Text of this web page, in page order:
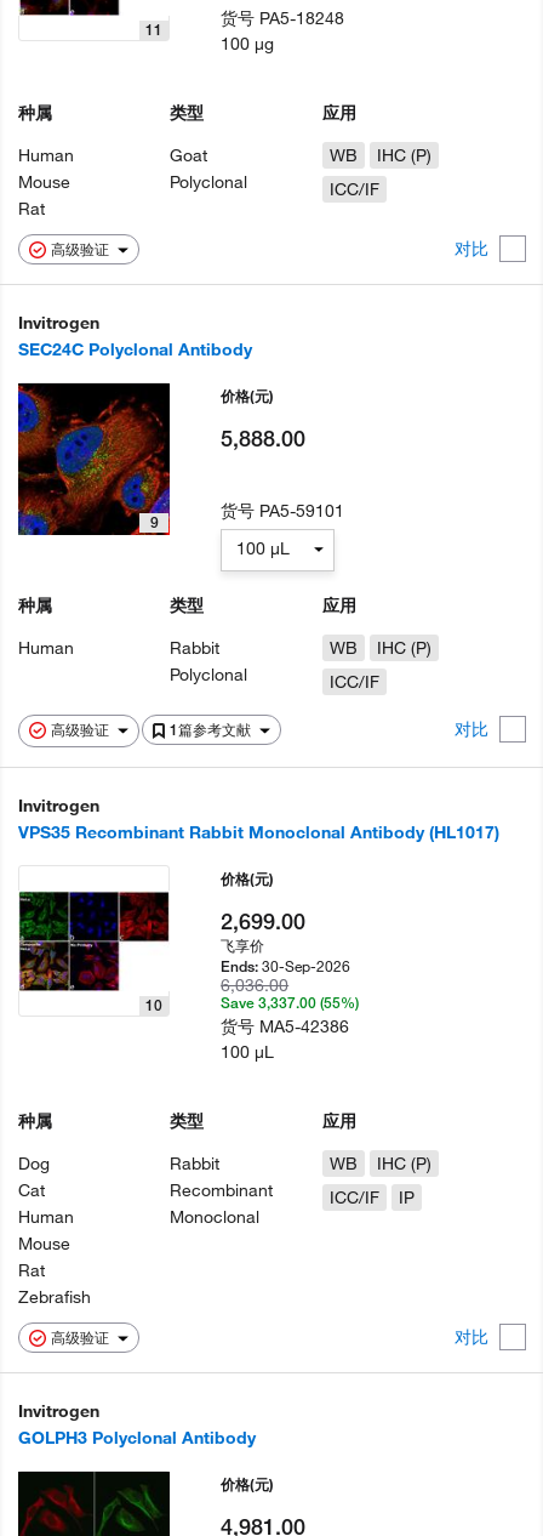
高级验证 对比
11
种属
Human
Mouse
Rat
类型
Goat
Polyclonal
应用
WB
IHC (P)
ICC/IF
货号 PA5-18248
100 µg
Invitrogen
SEC24C Polyclonal Antibody
高级验证 1篇参考文献 对比
9
种属
Human
类型
Rabbit
Polyclonal
应用
WB
IHC (P)
ICC/IF
价格(元)
5,888.00
货号 PA5-59101
100 µL
Invitrogen
VPS35 Recombinant Rabbit Monoclonal Antibody (HL1017)
高级验证 对比
10
种属
Dog
Cat
Human
Mouse
Rat
Zebrafish
类型
Rabbit
Recombinant
Monoclonal
应用
WB
IHC (P)
ICC/IF
IP
价格(元)
2,699.00
飞享价
Ends:30-Sep-2026
6,036.00
Save 3,337.00 (55%)
货号 MA5-42386
100 µL
Invitrogen
GOLPH3 Polyclonal Antibody
价格(元)
4,981.00